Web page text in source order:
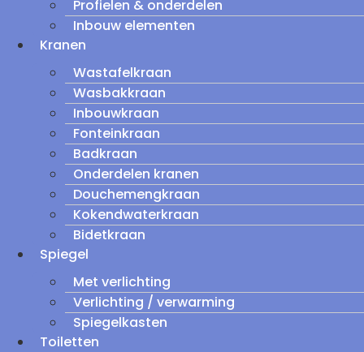
Profielen & onderdelen
Inbouw elementen
Kranen
Wastafelkraan
Wasbakkraan
Inbouwkraan
Fonteinkraan
Badkraan
Onderdelen kranen
Douchemengkraan
Kokendwaterkraan
Bidetkraan
Spiegel
Met verlichting
Verlichting / verwarming
Spiegelkasten
Toiletten